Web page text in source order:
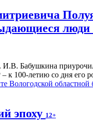
люди
И.В. Бабушкина
к 100‑летию со дня его
Вологодской областной
эпоху 12+